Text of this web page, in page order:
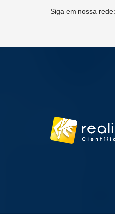
Siga em nossa rede: